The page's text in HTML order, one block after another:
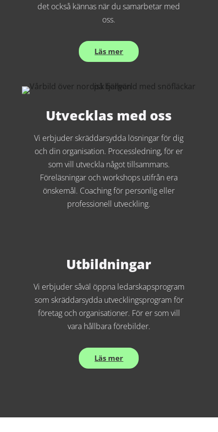
det också kännas när du samarbetar med
oss.
Läs mer
Utvecklas med oss
Vi erbjuder skräddarsydda lösningar för dig
och din organisation. Processledning, för er
som vill utveckla något tillsammans.
Föreläsningar och workshops utifrån era
önskemål. Coaching för personlig eller
professionell utveckling.
Utbildningar
Vi erbjuder såväl öppna ledarskapsprogram
som skräddarsydda utvecklingsprogram för
företag och organisationer. För er som vill
vara hållbara förebilder.
Läs mer